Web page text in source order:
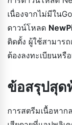
เนื่องจากไม่มีใน
ดาวน์โหลด
ติดตั้ง ผู้ใช้สามาร
ต้องลงทะเบียนหรื
ข้อสรุปสุด
การสตรีมเนื้อหา